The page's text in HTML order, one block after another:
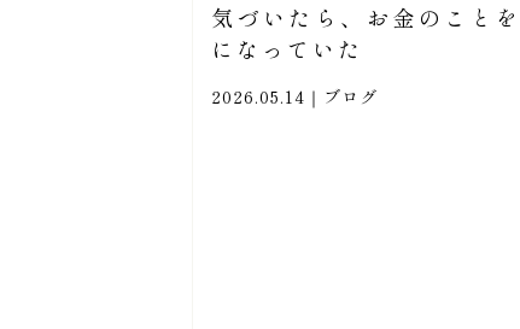
気づいたら、お金のこと
になっていた
2026.05.14｜ ブログ